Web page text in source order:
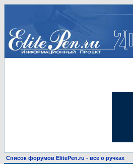
Список форумов ElitePen.ru - все о ручках